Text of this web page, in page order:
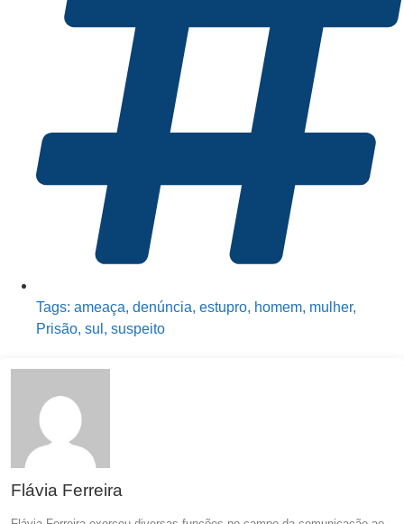
Tags: ameaça, denúncia, estupro, homem, mulher,
Prisão, sul , suspeito
Flávia Ferreira